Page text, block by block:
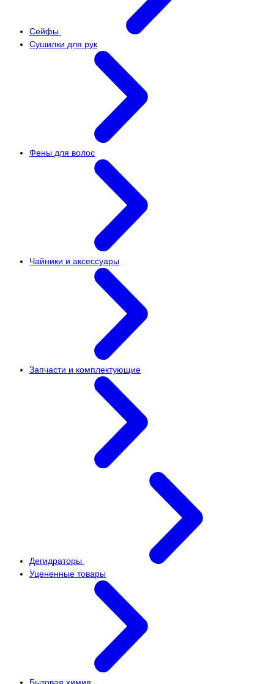
Сейфы
Сушилки для рук
Фены для волос
Чайники и аксессуары
Запчасти и комплектующие
Дегидраторы
Уцененные товары
Бытовая химия